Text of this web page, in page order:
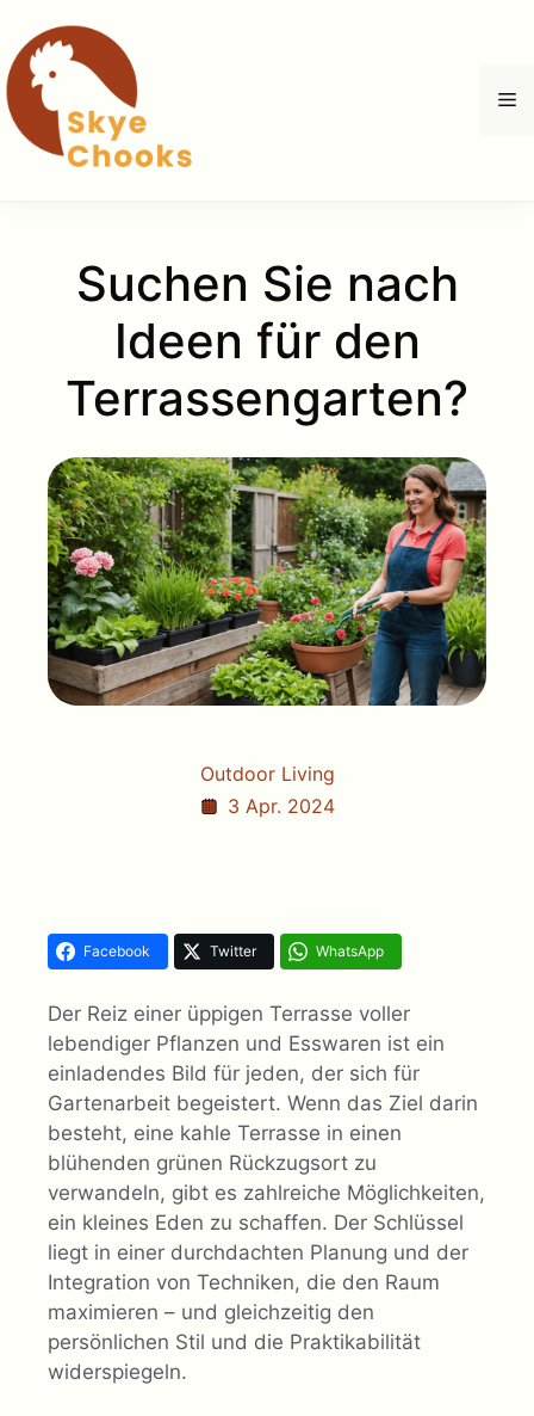
Inhalt
springen
Suchen Sie nach
Ideen für den
Terrassengarten?
Outdoor Living
3 Apr. 2024
Facebook Twitter WhatsApp
Der Reiz einer üppigen Terrasse voller
lebendiger Pflanzen und Esswaren ist ein
einladendes Bild für jeden, der sich für
Gartenarbeit begeistert. Wenn das Ziel darin
besteht, eine kahle Terrasse in einen
blühenden grünen Rückzugsort zu
verwandeln, gibt es zahlreiche Möglichkeiten,
ein kleines Eden zu schaffen. Der Schlüssel
liegt in einer durchdachten Planung und der
Integration von Techniken, die den Raum
maximieren – und gleichzeitig den
persönlichen Stil und die Praktikabilität
widerspiegeln.